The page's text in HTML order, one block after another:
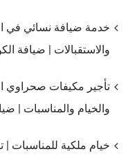
خدمة ضيافة نسائي في
والاستقبالات | ضيافة
تأجير مكيفات صحراوي
والخيام والمناسبات |
خيام ملكية للمناسبات |